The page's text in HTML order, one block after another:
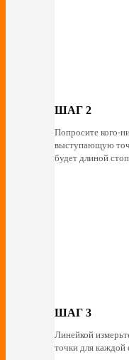
ШАГ 2
Попросите кого-
выступающую
будет длиной
ШАГ 3
Линейкой
точки для каждой